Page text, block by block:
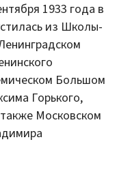
1933 года в
из Школы-
Большом
Горького,
Московском